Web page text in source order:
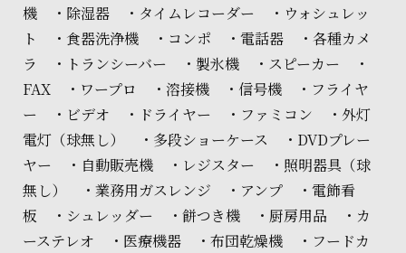
機 ・除湿器 ・タイムレコーダー ・ウォシュレッ
ト ・食器洗浄機 ・コンポ ・電話器 ・各種カメ
ラ ・トランシーバー ・製氷機 ・スピーカー ・
FAX ・ワープロ ・溶接機 ・信号機 ・フライヤ
ー ・ビデオ ・ドライヤー ・ファミコン ・外灯
電灯（球無し） ・多段ショーケース ・DVDプレー
ヤー ・自動販売機 ・レジスター ・照明器具（球
無し） ・業務用ガスレンジ ・アンプ ・電飾看
板 ・シュレッダー ・餅つき機 ・厨房用品 ・カ
ーステレオ ・医療機器 ・布団乾燥機 ・フードカ